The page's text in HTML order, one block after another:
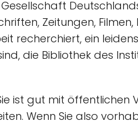
Zeitungen,
recherchiert, ein
die Bibliothek des
ist gut mit öffentlichen
Wenn Sie also